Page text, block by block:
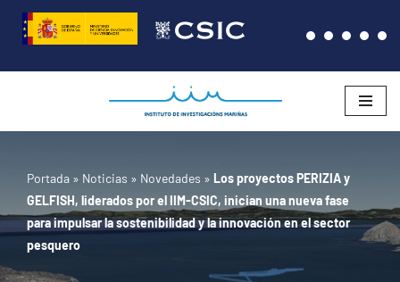
Saltar
al
Portada » Noticias » Novedades » Los proyectos PERIZIA y
GELFISH, liderados por el IIM-CSIC, inician una nueva fase
para impulsar la sostenibilidad y la innovación en el sector
pesquero